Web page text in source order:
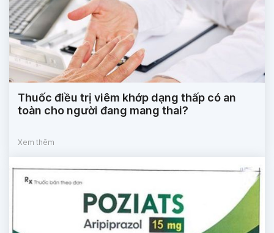
Thuốc điều trị viêm khớp dạng thấp có an
toàn cho người đang mang thai?
Xem thêm